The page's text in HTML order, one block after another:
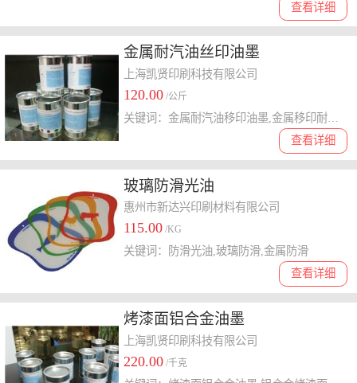
查看详细
金属耐汽油丝印油墨
上海凯贤印刷科技有限公司
120.00 /公斤
查看详细
玻璃防滑光油
惠州市新达兴印刷材料有限公司
115.00 /KG
查看详细
关键词：防滑光油,玻璃防滑,金属防滑
烤漆面铝合金油墨
上海凯贤印刷科技有限公司
220.00 /千克